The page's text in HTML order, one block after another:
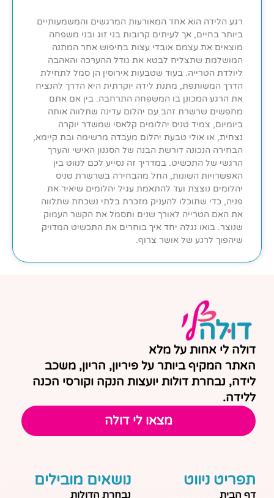
רגע הלידה הוא אחד המאורעות המרגשים והמשמעותיים
ביותר בחיים, אך לעיתים קרובות בני זוג ובני משפחה
מוצאים את עצמם אובדי עצות בחיפוש אחר המתנה
המושלמת שתצליח לבטא את גודל ההערכה והאהבה
ליולדת הטרייה. בעוד שטבעות אירוסין הן סמל לתחילת
הדרך המשותפת, מתנת לידה יוקרתית היא הדרך להנציח
את הרגע המכונן בו המשפחה התרחבה. בין אם אתם
מחפשים שרשרת זהב עם יהלום עדינה שתלווה אותה
ביומיום, צמיד טניס יהלומים קלאסי שמשדר יוקרה
נצחית, או אולי טבעת יהלום מעבדה מרשימה ובת קיימא,
הבחירה הנכונה דורשת הבנה של הסגנון האישי והערך
הרגשי של התכשיט. במדריך זה נסייע לכם לנווט בין
האפשרויות השונות, החל מהבחירה בשרשרת טניס
יהלומים נוצצת ועד להתאמת עגיל יהלומים שיאיר את
פניה, כדי שתוכלו להעניק מזכרת בלתי נשכחת שתלווה
את האם הטרייה לאורך שנים ותסמל את הקשר העמוק
שנוצר. בואו נגלה יחד איך בוחרים את התכשיט המדויק
שיהפוך לרגע של אושר צרוף.
דולה לי אחות על מלא
האתר המקיף ביותר על פיריון, הריון, משכב
לידה, נבחרת דולות יועצות הנקה וקורסי הכנה
ללידה.
מצאו לי דולה
תפריט ניווט
דף הבית
נושאים מובילים
נבחרת הדולות